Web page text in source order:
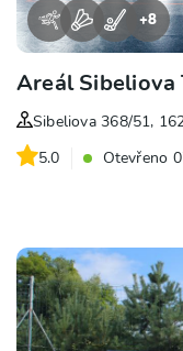
+8
Areál Sibeliova
Sibeliova 368/51,
5.0
Otevřeno